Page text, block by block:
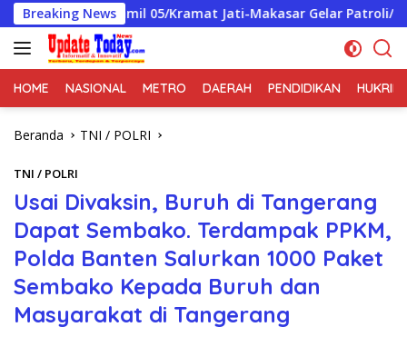
Langsung
ke
konten
Breaking News
Koramil 05/Kramat Jati-Makasar Gelar Patroli/Siskamling
HOME NASIONAL METRO DAERAH PENDIDIKAN HUKRIM
Beranda TNI / POLRI
TNI / POLRI
Usai Divaksin, Buruh di Tangerang
Dapat Sembako. Terdampak PPKM,
Polda Banten Salurkan 1000 Paket
Sembako Kepada Buruh dan
Masyarakat di Tangerang